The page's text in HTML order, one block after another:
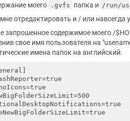
моего .gvfs папка и /run/
отредактировать и / или навсегда
запрошенное содержимое моего /
свое имя пользователя на
имена папок на английский.